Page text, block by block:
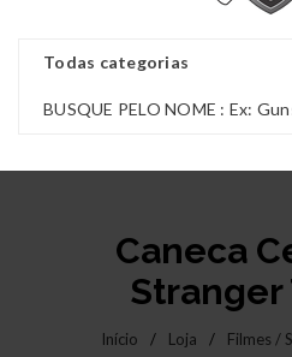
Caneca
Stranger
Início / Loja / Filmes /